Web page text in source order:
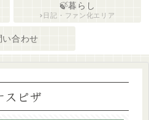
🍃暮らし
日記・ファン化エリア
い合わせ
ピザ